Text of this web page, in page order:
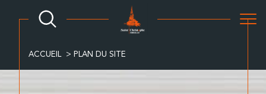
ACCUEIL PLAN DU SITE